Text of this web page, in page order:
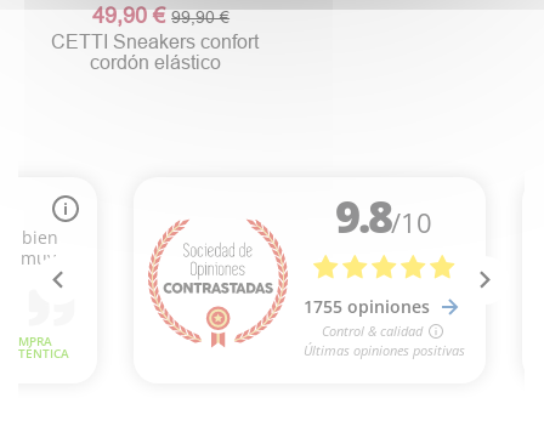
49,90 €99,90 €
CETTI Sneakers confort
cordón elástico